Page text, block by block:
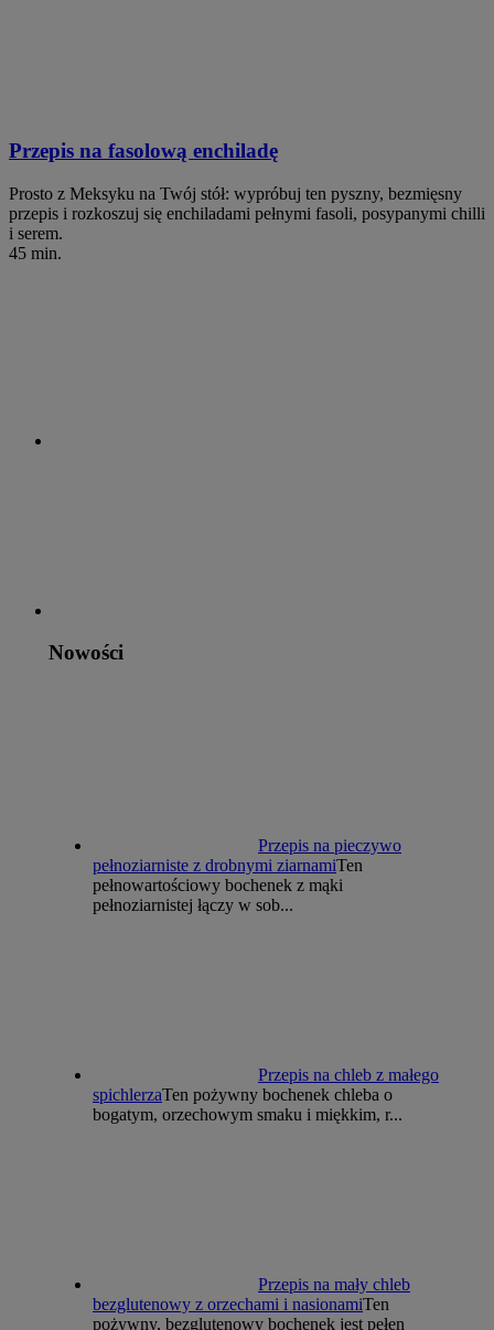
Przepis na fasolową enchiladę
Prosto z Meksyku na Twój stół: wypróbuj ten pyszny, bezmięsny
przepis i rozkoszuj się enchiladami pełnymi fasoli, posypanymi chilli
i serem.
45 min.
Nowości
Przepis na pieczywo
pełnoziarniste z drobnymi ziarnamiTen
pełnowartościowy bochenek z mąki
pełnoziarnistej łączy w sob...
Przepis na chleb z małego
spichlerzaTen pożywny bochenek chleba o
bogatym, orzechowym smaku i miękkim, r...
Przepis na mały chleb
bezglutenowy z orzechami i nasionamiTen
pożywny, bezglutenowy bochenek jest pełen